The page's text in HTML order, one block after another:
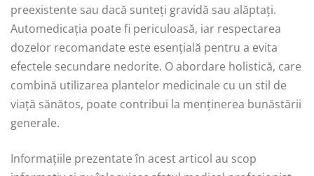
preexistente sau dacă sunteți gravidă sau alăptați.
Automedicația poate fi periculoasă, iar respectarea
dozelor recomandate este esențială pentru a evita
efectele secundare nedorite. O abordare holistică, care
combină utilizarea plantelor medicinale cu un stil de
viață sănătos, poate contribui la menținerea bunăstării
generale.
Informațiile prezentate în acest articol au scop